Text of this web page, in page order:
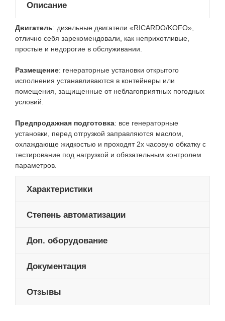
Описание
Двигатель: дизельные двигатели «RICARDO/KOFO»,
отлично себя зарекомендовали, как неприхотливые,
простые и недорогие в обслуживании.
Размещение: генераторные установки открытого
исполнения устанавливаются в контейнеры или
помещения, защищенные от неблагоприятных погодных
условий.
Предпродажная подготовка: все генераторные
установки, перед отгрузкой заправляются маслом,
охлаждающе жидкостью и проходят 2х часовую обкатку с
тестирование под нагрузкой и обязательным контролем
параметров.
Характеристики
Степень автоматизации
Доп. оборудование
Документация
Отзывы